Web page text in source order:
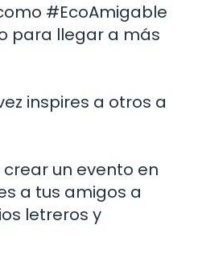
#EcoAmigable
para llegar a más
inspires a otros a
un evento en
a tus amigos a
letreros y